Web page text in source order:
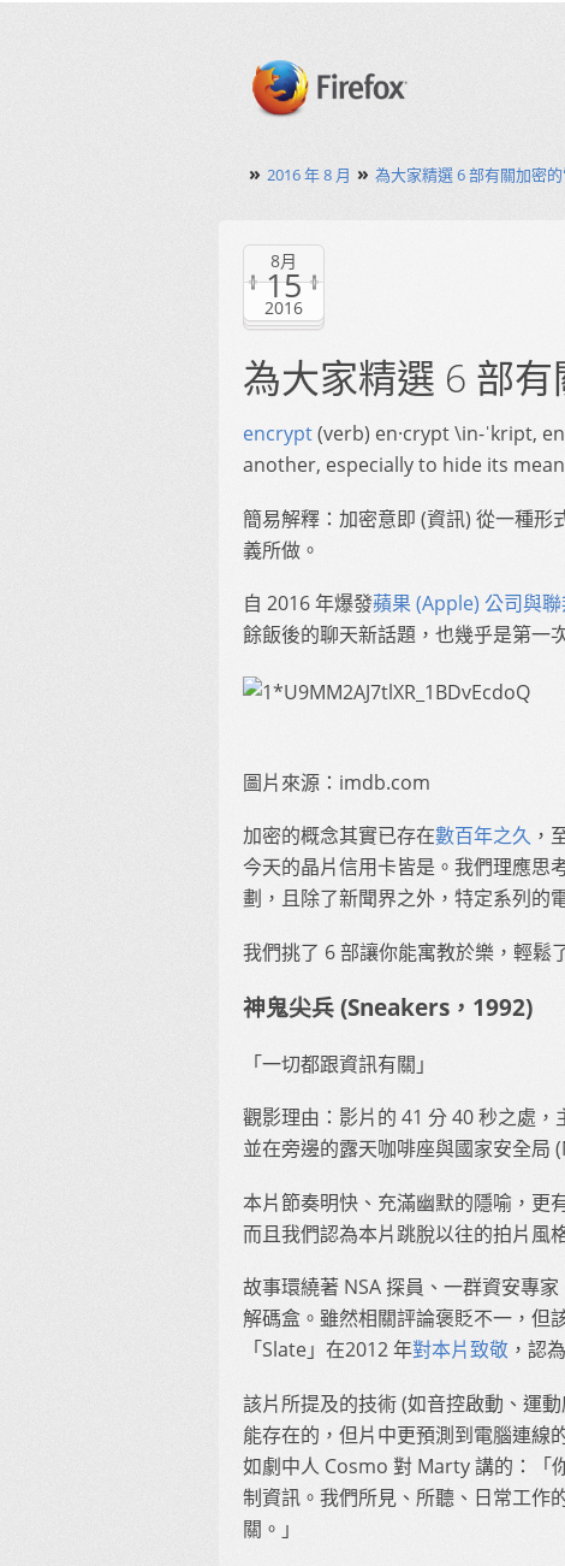
» 2016 年 8 月 » 為大家精選 6 部有關加密
8月
15
2016
為大家精選 6 部
encrypt(verb) en·crypt \in-ˈkript,
another, especially to hide its
簡易解釋：加密意即 (資訊) 從一種
義所做。
自 2016 年爆發蘋果 (Apple) 公司與
餘飯後的聊天新話題，也幾乎是第一
圖片來源：imdb.com
加密的概念其實已存在數百年之久 ，
今天的晶片信用卡皆是。我們理應思
劃，且除了新聞界之外，特定系列的
我們挑了 6 部讓你能寓教於樂，輕鬆
神鬼尖兵 (Sneakers，1992)
「一切都跟資訊有關」
觀影理由：影片的 41 分 40 秒之處
並在旁邊的露天咖啡座與國家安全局
本片節奏明快、充滿幽默的隱喻，更
而且我們認為本片跳脫以往的拍片風
故事環繞著 NSA 探員、一群資安專
解碼盒。雖然相關評論褒貶不一，但
「Slate」在2012 年對本片致敬 ，認
該片所提及的技術 (如音控啟動、運
能存在的，但片中更預測到電腦連線
如劇中人 Cosmo 對 Marty 講的：「
制資訊。我們所見、所聽、日常工作
關。」